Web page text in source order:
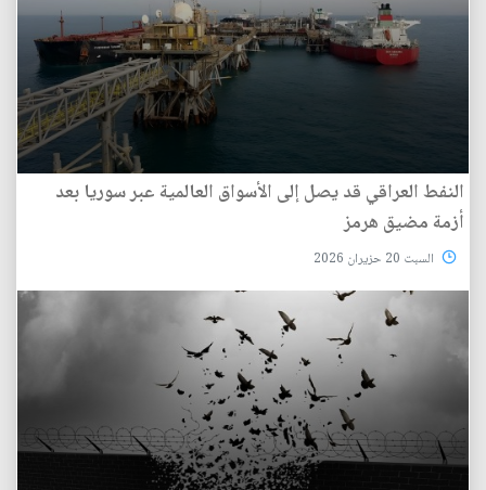
النفط العراقي قد يصل إلى الأسواق العالمية عبر سوريا بعد
أزمة مضيق هرمز
السبت 20 حزيران 2026